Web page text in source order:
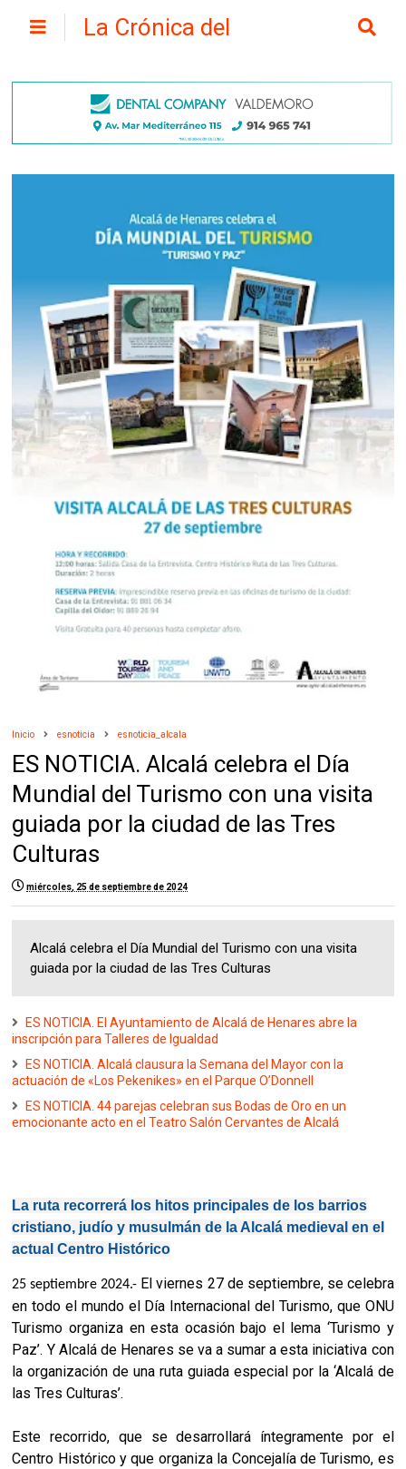
La Crónica del
Inicio esnoticia esnoticia_alcala
ES NOTICIA. Alcalá celebra el Día
Mundial del Turismo con una visita
guiada por la ciudad de las Tres
Culturas
miércoles, 25 de septiembre de 2024
Alcalá celebra el Día Mundial del Turismo con una visita
guiada por la ciudad de las Tres Culturas
ES NOTICIA. El Ayuntamiento de Alcalá de Henares abre la
inscripción para Talleres de Igualdad
ES NOTICIA. Alcalá clausura la Semana del Mayor con la
actuación de «Los Pekenikes» en el Parque O’Donnell
ES NOTICIA. 44 parejas celebran sus Bodas de Oro en un
emocionante acto en el Teatro Salón Cervantes de Alcalá
La ruta recorrerá los hitos principales de los barrios
cristiano, judío y musulmán de la Alcalá medieval en el
actual Centro Histórico
25 septiembre 2024.- El viernes 27 de septiembre, se celebra
en todo el mundo el Día Internacional del Turismo, que ONU
Turismo organiza en esta ocasión bajo el lema ‘Turismo y
Paz’. Y Alcalá de Henares se va a sumar a esta iniciativa con
la organización de una ruta guiada especial por la ‘Alcalá de
las Tres Culturas’.
Este recorrido, que se desarrollará íntegramente por el
Centro Histórico y que organiza la Concejalía de Turismo, es